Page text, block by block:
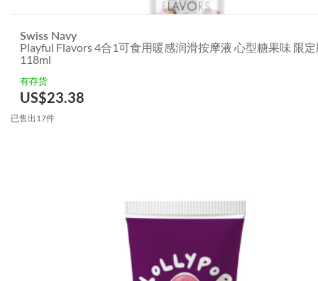
Swiss Navy
Playful Flavors 4合1可食用暖感润滑按摩液 心型糖果味 限
118ml
有存货
US$23.38
已售出17件